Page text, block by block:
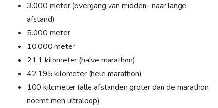
3.000 meter (overgang van midden- naar lange
afstand)
5.000 meter
10.000 meter
21,1 kilometer (halve marathon)
42,195 kilometer (hele marathon)
100 kilometer (alle afstanden groter dan de marathon
noemt men ultraloop)